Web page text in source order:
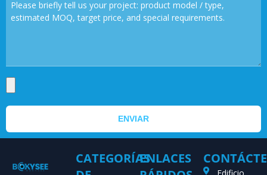
ENVIAR
CATEGORÍASENLACES